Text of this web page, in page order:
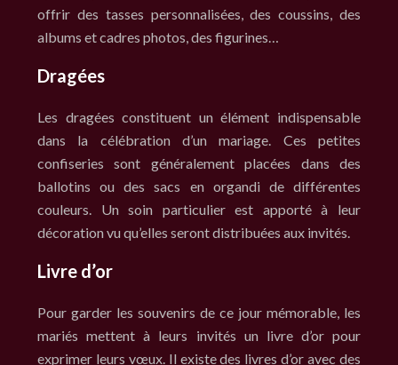
offrir des tasses personnalisées, des coussins, des
albums et cadres photos, des figurines…
Dragées
Les dragées constituent un élément indispensable
dans la célébration d’un mariage. Ces petites
confiseries sont généralement placées dans des
ballotins ou des sacs en organdi de différentes
couleurs. Un soin particulier est apporté à leur
décoration vu qu’elles seront distribuées aux invités.
Livre d’or
Pour garder les souvenirs de ce jour mémorable, les
mariés mettent à leurs invités un livre d’or pour
exprimer leurs vœux. Il existe des livres d’or avec des